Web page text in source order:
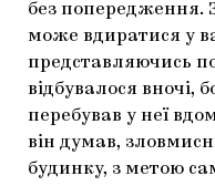
без попередження.
може вдиратися у
представляючись
відбувалося вночі,
перебував у неї
він думав,
будинку, з метою